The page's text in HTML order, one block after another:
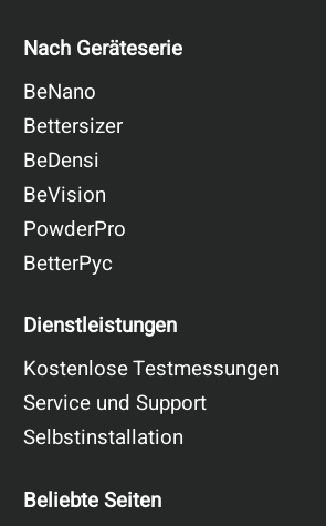
Nach Geräteserie
BeNano
Bettersizer
BeDensi
BeVision
PowderPro
BetterPyc
Dienstleistungen
Kostenlose Testmessungen
Service und Support
Selbstinstallation
Beliebte Seiten